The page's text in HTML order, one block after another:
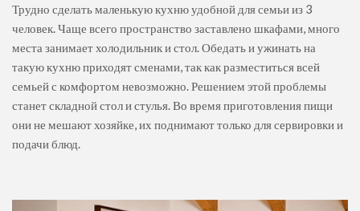
Трудно сделать маленькую кухню удобной для семьи из 3
человек. Чаще всего пространство заставлено шкафами, много
места занимает холодильник и стол. Обедать и ужинать на
такую кухню приходят сменами, так как разместиться всей
семьей с комфортом невозможно. Решением этой проблемы
станет складной стол и стулья. Во время приготовления пищи
они не мешают хозяйке, их поднимают только для сервировки и
подачи блюд.